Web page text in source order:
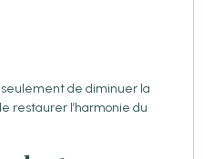
de diminuer la
restaurer l’harmonie du